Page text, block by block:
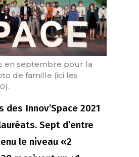
en septembre pour la
de famille (ici les
des Innov’Space 2021
Sept d’entre
le niveau «2